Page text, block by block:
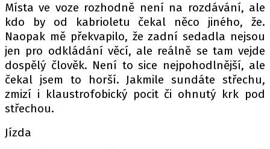
Místa ve voze rozhodně není na rozdávání, ale
kdo by od kabrioletu čekal něco jiného, že.
Naopak mě překvapilo, že zadní sedadla nejsou
jen pro odkládání věcí, ale reálně se tam vejde
dospělý člověk. Není to sice nejpohodlnější, ale
čekal jsem to horší. Jakmile sundáte střechu,
zmizí i klaustrofobický pocit či ohnutý krk pod
střechou.
Jízda